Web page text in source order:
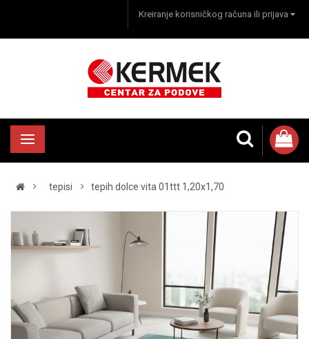
Kreiranje korisničkog računa ili prijava
tepisi tepih dolce vita 01ttt 1,20x1,70